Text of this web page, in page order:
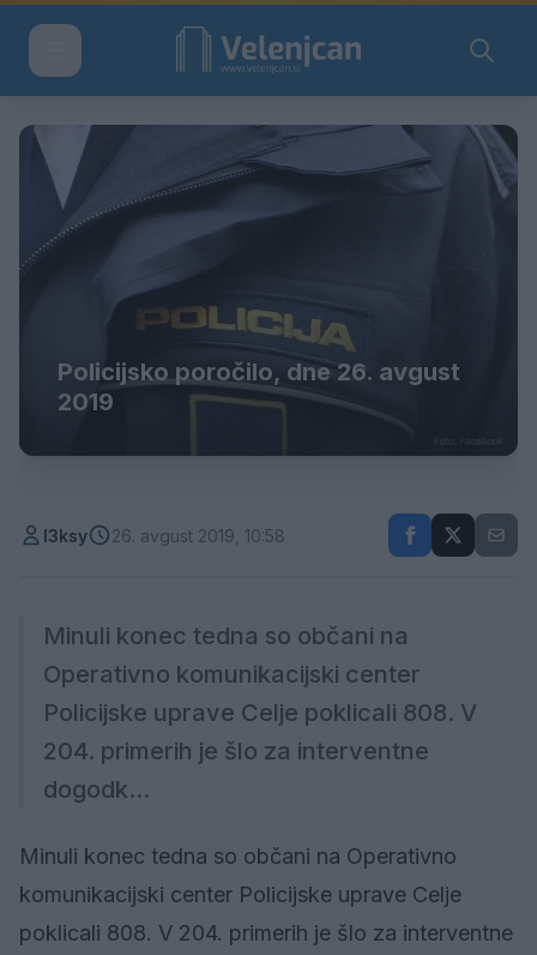
Policijsko poročilo, dne 26. avgust
2019
l3ksy 26. avgust 2019, 10:58
Minuli konec tedna so občani na
Operativno komunikacijski center
Policijske uprave Celje poklicali 808. V
204. primerih je šlo za interventne
dogodk...
Minuli konec tedna so občani na Operativno
komunikacijski center Policijske uprave Celje
poklicali 808. V 204. primerih je šlo za interventne